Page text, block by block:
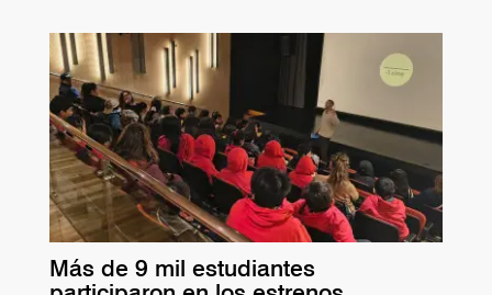
Más de 9 mil estudiantes